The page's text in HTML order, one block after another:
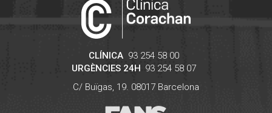
CLÍNICA 93 254 58 00
URGÈNCIES 24H 93 254 58 07
C/ Buïgas, 19. 08017 Barcelona